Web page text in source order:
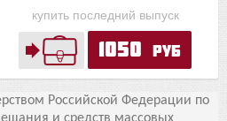
купить последний выпуск
1050 руб
Российской Федерации по